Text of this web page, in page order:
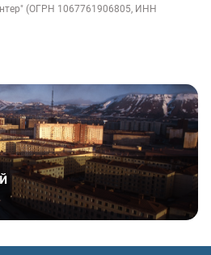
(ОГРН 1067761906805, ИНН